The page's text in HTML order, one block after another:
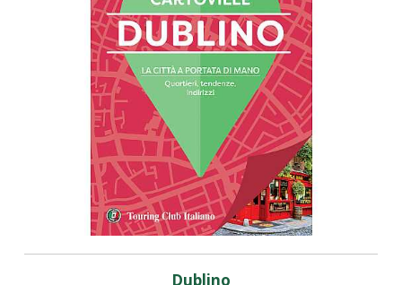
Dublino